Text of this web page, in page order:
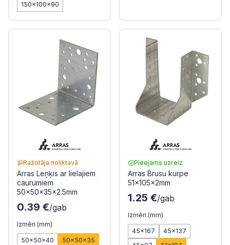
150x100x90
Ražotāja noliktavā
Arras Leņķis ar lielajiem
caurumiem
50x50x35x2.5mm
0.39 €/gab
Izmēri (mm)
50x50x40
50x50x35
Pieejams uzreiz
Arras Brusu kurpe
51x105x2mm
1.25 €/gab
Izmēri (mm)
45x167
45x137